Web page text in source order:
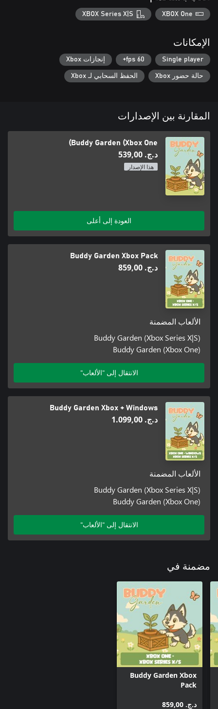
XBOX One
XBOX Series X|S
الإمكانات
Single player
60 fps+ إنجازات Xbox
حالة حضور Xbox الحفظ السحابي لـ Xbox
المقارنة بين الإصدارات
Buddy Garden (Xbox One)
د.ج.‏ 539,00
هذا الإصدار
العودة إلى أعلى
Buddy Garden Xbox Pack
د.ج.‏ 859,00
الألعاب المضمنة
Buddy Garden (Xbox Series X|S)
Buddy Garden (Xbox One)
الانتقال إلى "الألعاب"
Buddy Garden Xbox + Windows
د.ج.‏ 1.099,00
الألعاب المضمنة
Buddy Garden (Xbox Series X|S)
Buddy Garden (Xbox One)
الانتقال إلى "الألعاب"
مضمنة في
Buddy Garden Xbox
Pack
د.ج.‏ 859,00